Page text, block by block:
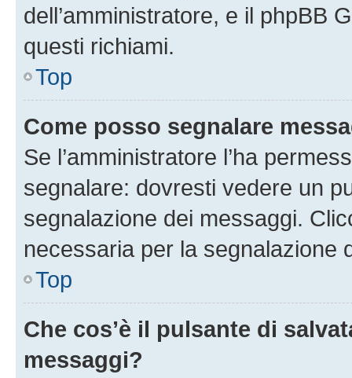
dell’amministratore, e il phpBB
questi richiami.
Top
Come posso segnalare
Se l’amministratore l’ha
segnalare: dovresti vedere un
segnalazione dei messaggi.
necessaria per la segnalazione
Top
Che cos’è il pulsante di
messaggi?